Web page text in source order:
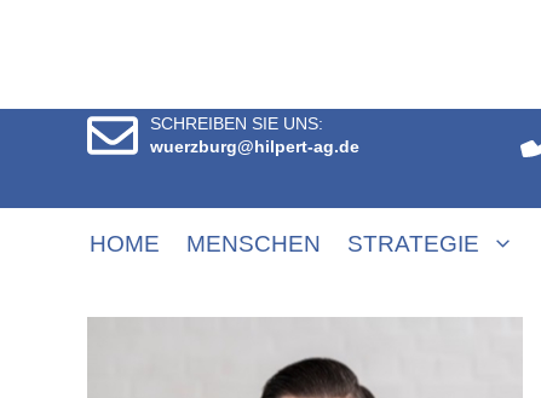
SCHREIBEN SIE UNS:
wuerzburg@hilpert-ag.de
HOME MENSCHEN STRATEGIE